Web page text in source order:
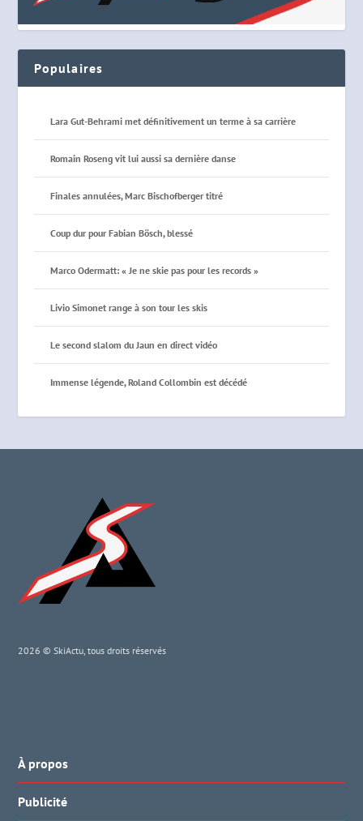
Populaires
Lara Gut-Behrami met définitivement un terme à sa carrière
Romain Roseng vit lui aussi sa dernière danse
Finales annulées, Marc Bischofberger titré
Coup dur pour Fabian Bösch, blessé
Marco Odermatt: « Je ne skie pas pour les records »
Livio Simonet range à son tour les skis
Le second slalom du Jaun en direct vidéo
Immense légende, Roland Collombin est décédé
2026 © SkiActu, tous droits réservés
À propos
Publicité